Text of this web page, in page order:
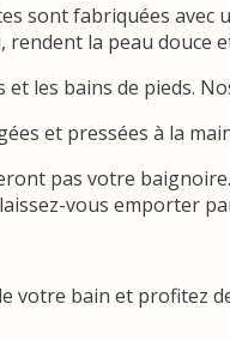
sont fabriquées avec
rendent la peau douce
les bains de pieds.
et pressées à la
pas votre
vous emporter
votre bain et profitez